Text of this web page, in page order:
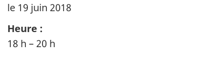
le 19 juin 2018
Heure :
18 h – 20 h